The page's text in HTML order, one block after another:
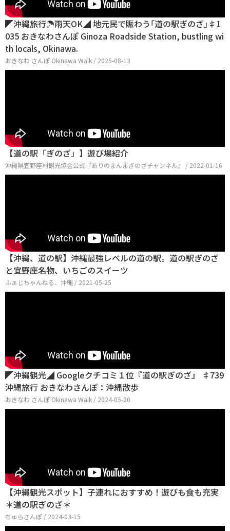
◤沖縄旅行☂雨天OK◢ 地元民で賑わう｢道の駅ぎのざ｣♯1
035 おきなわさんぽ Ginoza Roadside Station, bustling wi
th locals, Okinawa.
おきなわ さんぽ Okinawa Walk / 2025-08-13
【道の駅「ぎのざ」】遊び場紹介
沖縄県宜野座村観光協会公式『ありのまんまぎのざチャンネル』 / 2022-01-16
【沖縄、道の駅】沖縄最強レベルの道の駅。道の駅ぎのざ
と宜野座名物、いちごのスイーツ
ふぁじちゃんねる、沖縄 / 2021-05-25
◤沖縄観光◢ Googleクチコミ１位『道の駅ぎのざ』 ♯739
沖縄旅行 おきなわさんぽ：沖縄散歩
おきなわ さんぽ Okinawa Walk / 2024-05-20
【沖縄観光スポット】子連れにおすすめ！遊びも食も充実
＊道の駅ぎのざ＊
ちゅらさんぽ / 2024-03-15